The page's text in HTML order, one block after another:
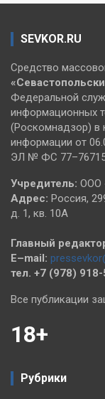
SEVKOR.RU
Средство
Федеральной
информационных
(Роскомнадзор) в
информации от
ЭЛ № ФС
Учредитель: ООО
Адрес: Россия,
д. 1, кв. 10А
Главный
E–mail:
тел. +7 (978)
Все публикации
18+
Рубрики